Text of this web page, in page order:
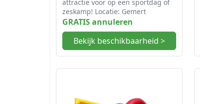
attractie voor op een sportdag of
zeskamp! Locatie: Gemert
GRATIS annuleren
Bekijk beschikbaarheid >